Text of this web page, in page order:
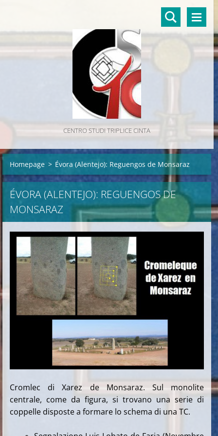
CENTRO STUDI TRIPLICE CINTA
Homepage > Évora (Alentejo): Reguengos de Monsaraz
ÉVORA (ALENTEJO): REGUENGOS DE
MONSARAZ
Cromlec di Xarez de Monsaraz. Sul monolite
centrale, come da figura, si trovano una serie di
coppelle disposte a formare lo schema di una TC.